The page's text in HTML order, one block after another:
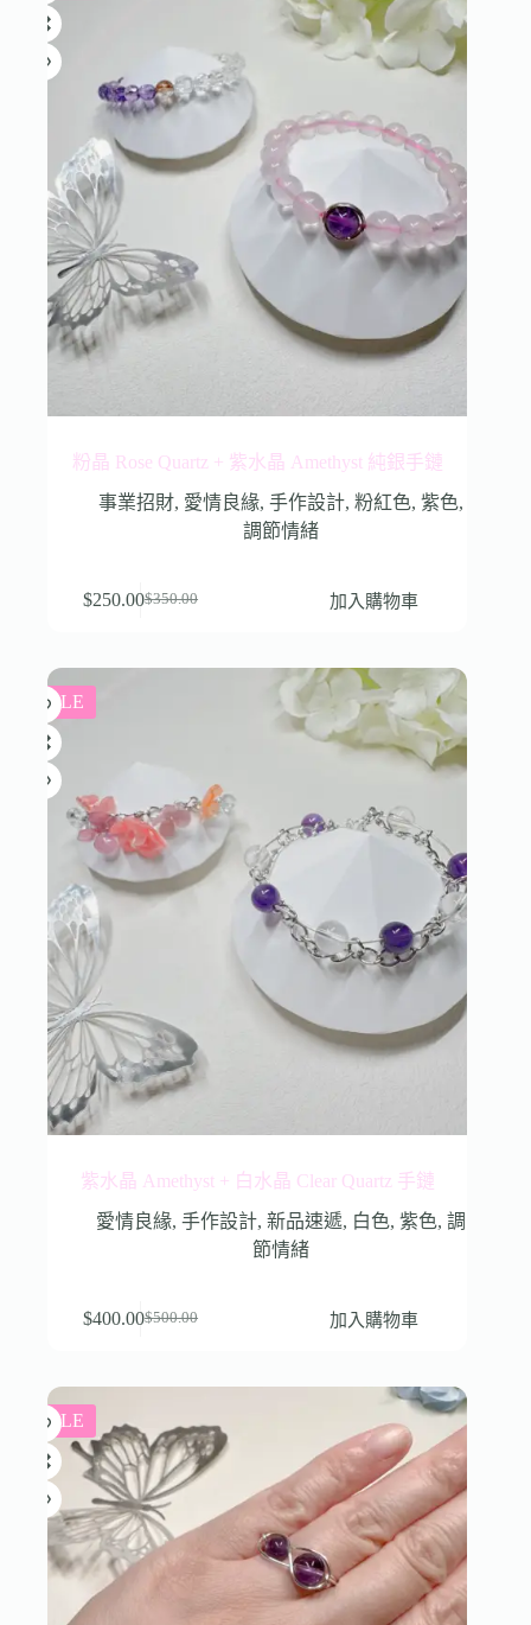
粉晶 Rose Quartz + 紫水晶 Amethyst 純銀手鏈
事業招財, 愛情良緣,手作設計,粉紅色,紫色,
調節情緒
$350.00
$250.00 加入購物車
SALE
紫水晶 Amethyst + 白水晶 Clear Quartz 手鏈
愛情良緣,手作設計,新品速遞, 白色,紫色,調
節情緒
$500.00
$400.00 加入購物車
SALE